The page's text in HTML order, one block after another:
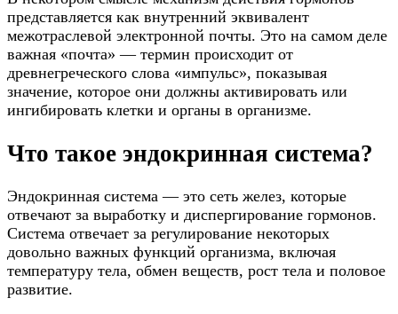
представляется как внутренний эквивалент
межотраслевой электронной почты. Это на самом деле
важная «почта» — термин происходит от
древнегреческого слова «импульс», показывая
значение, которое они должны активировать или
ингибировать клетки и органы в организме.
Что такое эндокринная система?
Эндокринная система — это сеть желез, которые
отвечают за выработку и диспергирование гормонов.
Система отвечает за регулирование некоторых
довольно важных функций организма, включая
температуру тела, обмен веществ, рост тела и половое
развитие.